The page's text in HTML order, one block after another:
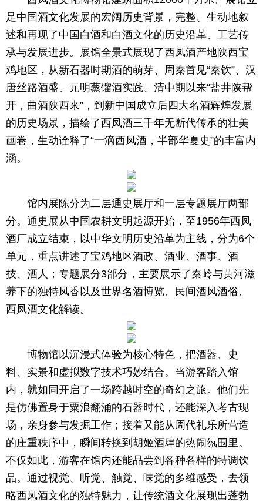
足中国酒文化发展的宏阔历史背景，完整、生动地叙
述和再现了中国白酒和白酒文化的历史沿革、工艺传
承与发展进步。展馆全景式展现了西凤酒产地陕西宝
鸡地区，从新石器时期酒的萌芽、周秦首见“秦饮”、汉
唐丝路酒盛、元明蒸馏酒实践、清中期以来“盐井陕帮
开，曲酒陕西来”，到新中国成立后四大名酒辉煌发展
的历史场景，描绘了西凤酒三千年无断代传承的壮美
画卷，生动诠释了“一滴西凤酒，半部华夏史”的丰富内
涵。
馆内展陈分为二层通史展厅和一层专题展厅两部
分。通史展从中国农耕文明起源开始，至1956年西凤
酒厂成立结束，以中华文明历史沿革为主线，分为6个
单元，重点讲述了宝鸡地区酒政、酒业、酒事、酒
技、酒人；专题展分3部分，主要展示了秦岭与黄河滋
养下的独特凤香以及世界名酒博览、民间酒风酒俗、
西凤酒文化解读。
博物馆以沉浸式体验为核心特色，把酒器、史
料、实景和虚拟数字技术巧妙结合。当游客踏入馆
内，就如同开启了一场跨越时空的奇幻之旅。他们先
是仿佛置身于粟浪翻涌的石器时代，还能深入考古现
场，亲身参与发掘工作；接着又能从周代礼乐所营造
的庄重秩序中，瞬间转换到胡姬酒肆的热闹氛围里。
不仅如此，游客在馆内还能品尝到各种各样的特调饮
品。通过视觉、听觉、触觉、味觉的多维感受，去领
略西凤酒文化的独特魅力，让传统酒文化展现出蓬勃